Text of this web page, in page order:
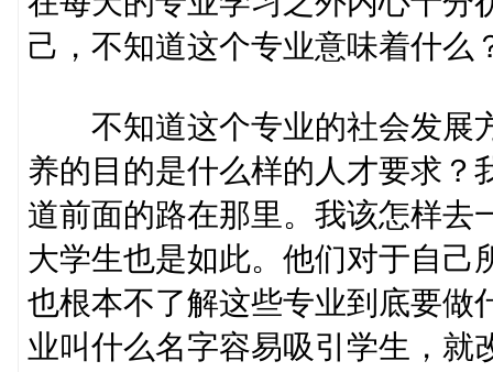
己，不知道这个专业意味着什么
不知道这个专业的社会发展
养的目的是什么样的人才要求？
道前面的路在那里。我该怎样去
大学生也是如此。他们对于自己
也根本不了解这些专业到底要做
业叫什么名字容易吸引学生，就